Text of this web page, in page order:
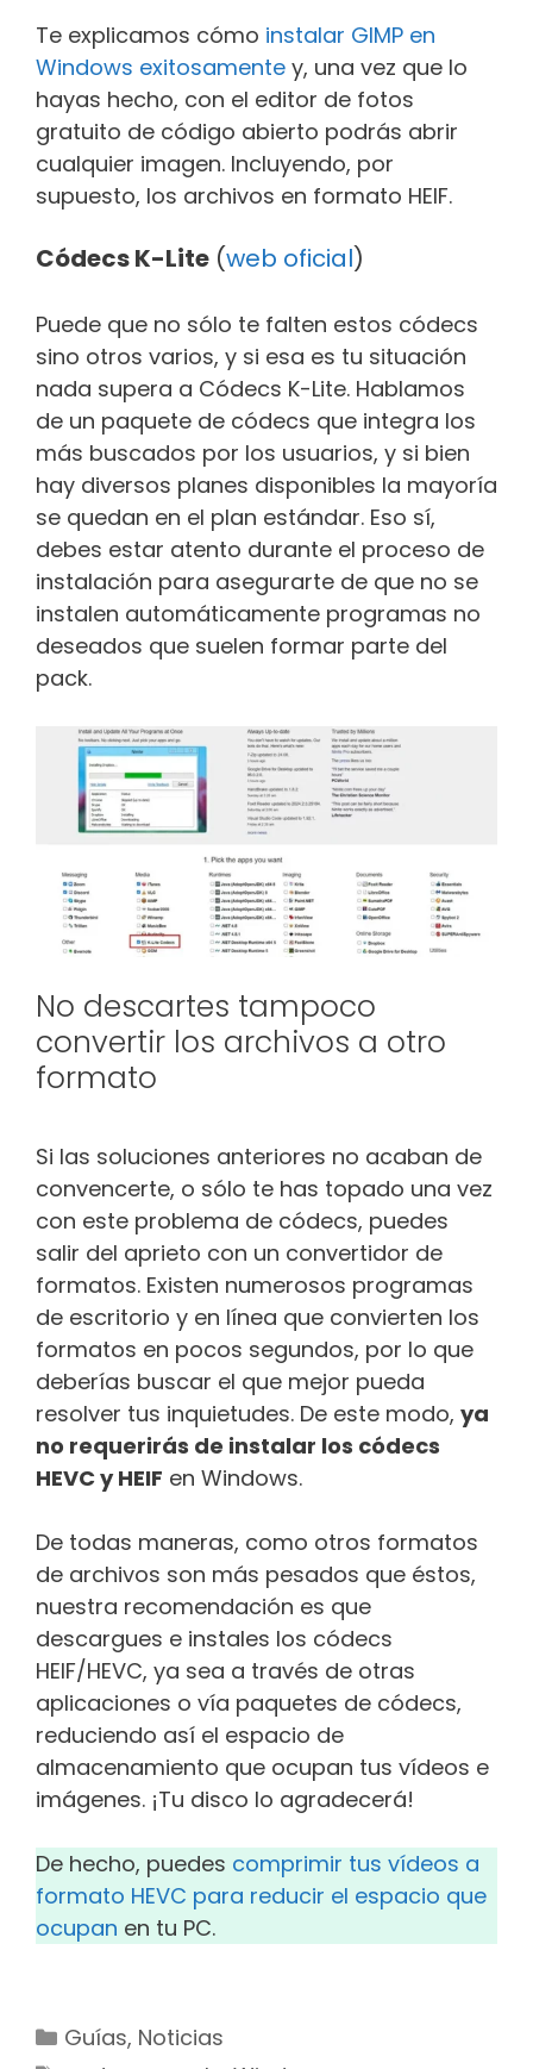
Te explicamos cómo instalar GIMP en
Windows exitosamente y, una vez que lo
hayas hecho, con el editor de fotos
gratuito de código abierto podrás abrir
cualquier imagen. Incluyendo, por
supuesto, los archivos en formato HEIF.
Códecs K-Lite (web oficial)
Puede que no sólo te falten estos códecs
sino otros varios, y si esa es tu situación
nada supera a Códecs K-Lite. Hablamos
de un paquete de códecs que integra los
más buscados por los usuarios, y si bien
hay diversos planes disponibles la mayoría
se quedan en el plan estándar. Eso sí,
debes estar atento durante el proceso de
instalación para asegurarte de que no se
instalen automáticamente programas no
deseados que suelen formar parte del
pack.
No descartes tampoco
convertir los archivos a otro
formato
Si las soluciones anteriores no acaban de
convencerte, o sólo te has topado una vez
con este problema de códecs, puedes
salir del aprieto con un convertidor de
formatos. Existen numerosos programas
de escritorio y en línea que convierten los
formatos en pocos segundos, por lo que
deberías buscar el que mejor pueda
resolver tus inquietudes. De este modo, ya
no requerirás de instalar los códecs
HEVC y HEIF en Windows.
De todas maneras, como otros formatos
de archivos son más pesados que éstos,
nuestra recomendación es que
descargues e instales los códecs
HEIF/HEVC, ya sea a través de otras
aplicaciones o vía paquetes de códecs,
reduciendo así el espacio de
almacenamiento que ocupan tus vídeos e
imágenes. ¡Tu disco lo agradecerá!
De hecho, puedes comprimir tus vídeos a
formato HEVC para reducir el espacio que
ocupan en tu PC.
Categorías
Guías, Noticias